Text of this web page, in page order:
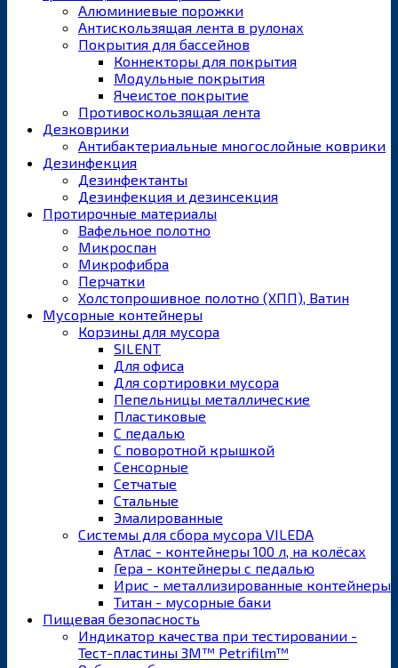
Алюминиевые порожки
Антискользящая лента в рулонах
Покрытия для бассейнов
Коннекторы для покрытия
Модульные покрытия
Ячеистое покрытие
Противоскользящая лента
Дезковрики
Антибактериальные многослойные коврики
Дезинфекция
Дезинфектанты
Дезинфекция и дезинсекция
Протирочные материалы
Вафельное полотно
Микроспан
Микрофибра
Перчатки
Холстопрошивное полотно (ХПП), Ватин
Мусорные контейнеры
Корзины для мусора
SILENT
Для офиса
Для сортировки мусора
Пепельницы металлические
Пластиковые
С педалью
С поворотной крышкой
Сенсорные
Сетчатые
Стальные
Эмалированные
Системы для сбора мусора VILEDA
Атлас - контейнеры 100 л, на колёсах
Гера - контейнеры с педалью
Ирис - металлизированные контейнеры
Титан - мусорные баки
Пищевая безопасность
Индикатор качества при тестировании -
Тест-пластины 3M™ Petrifilm™